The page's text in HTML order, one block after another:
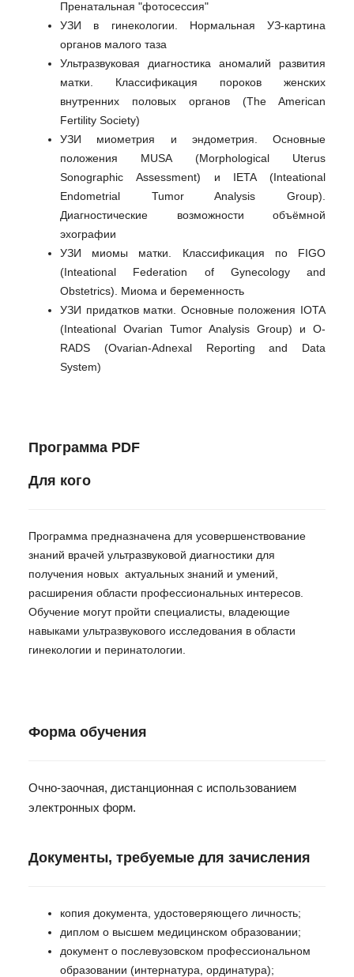
Пренатальная "фотосессия"
УЗИ в гинекологии. Нормальная УЗ-картина
органов малого таза
Ультразвуковая диагностика аномалий развития
матки. Классификация пороков женских
внутренних половых органов (The American
Fertility Society)
УЗИ миометрия и эндометрия. Основные
положения MUSA (Morphological Uterus
Sonographic Assessment) и IETA (Inteational
Endometrial Tumor Analysis Group).
Диагностические возможности объёмной
эхографии
УЗИ миомы матки. Классификация по FIGO
(Inteational Federation of Gynecology and
Obstetrics). Миома и беременность
УЗИ придатков матки. Основные положения IOTA
(Inteational Ovarian Tumor Analysis Group) и O-
RADS (Ovarian-Adnexal Reporting and Data
System)
Программа PDF
Для кого
Программа предназначена для усовершенствование
знаний врачей ультразвуковой диагностики для
получения новых актуальных знаний и умений,
расширения области профессиональных интересов.
Обучение могут пройти специалисты, владеющие
навыками ультразвукового исследования в области
гинекологии и перинатологии.
Форма обучения
Очно-заочная, дистанционная с использованием
электронных форм.
Документы, требуемые для зачисления
копия документа, удостоверяющего личность;
диплом о высшем медицинском образовании;
документ о послевузовском профессиональном
образовании (интернатура, ординатура);